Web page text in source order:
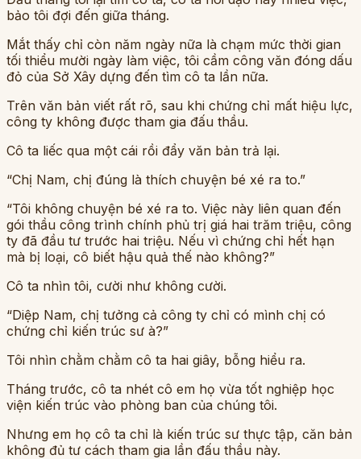
bảo tôi đợi đến giữa tháng.
Mắt thấy chỉ còn năm ngày nữa là chạm mức thời gian
tối thiểu mười ngày làm việc, tôi cầm công văn đóng dấu
đỏ của Sở Xây dựng đến tìm cô ta lần nữa.
Trên văn bản viết rất rõ, sau khi chứng chỉ mất hiệu lực,
công ty không được tham gia đấu thầu.
Cô ta liếc qua một cái rồi đẩy văn bản trả lại.
“Chị Nam, chị đúng là thích chuyện bé xé ra to.”
“Tôi không chuyện bé xé ra to. Việc này liên quan đến
gói thầu công trình chính phủ trị giá hai trăm triệu, công
ty đã đầu tư trước hai triệu. Nếu vì chứng chỉ hết hạn
mà bị loại, cô biết hậu quả thế nào không?”
Cô ta nhìn tôi, cười như không cười.
“Diệp Nam, chị tưởng cả công ty chỉ có mình chị có
chứng chỉ kiến trúc sư à?”
Tôi nhìn chằm chằm cô ta hai giây, bỗng hiểu ra.
Tháng trước, cô ta nhét cô em họ vừa tốt nghiệp học
viện kiến trúc vào phòng ban của chúng tôi.
Nhưng em họ cô ta chỉ là kiến trúc sư thực tập, căn bản
không đủ tư cách tham gia lần đấu thầu này.